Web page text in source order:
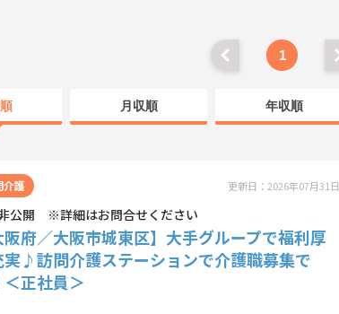
1
月収順 年収順
介護 更新日：2026年07月31日
公開 ※詳細はお問合せください
阪府／大阪市城東区】大手グループで福利厚
実♪訪問介護ステーションで介護職募集で
＜正社員＞